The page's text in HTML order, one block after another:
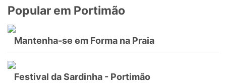
Popular em Portimão
Mantenha-se em Forma na Praia
Festival da Sardinha - Portimão